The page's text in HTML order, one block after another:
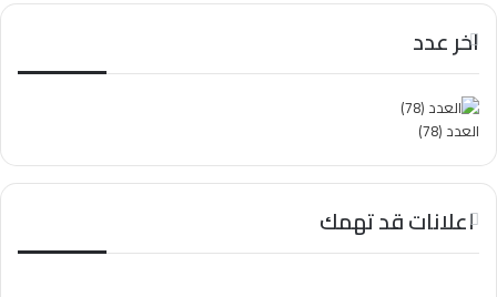
اخر عدد
العدد (78)
اعلانات قد تهمك